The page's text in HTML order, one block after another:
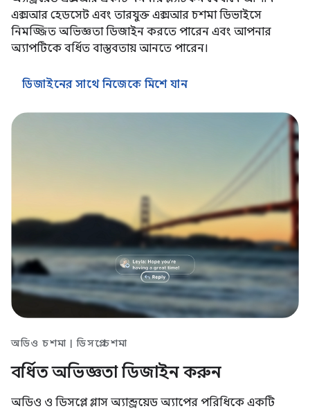
এক্সআর হেডসেট এবং তারযুক্ত এক্সআর চশমা ডিভাইসে
নিমজ্জিত অভিজ্ঞতা ডিজাইন করতে পারেন এবং আপনার
অ্যাপটিকে বর্ধিত বাস্তবতায় আনতে পারেন।
ডিজাইনের সাথে নিজেকে মিশে যান
অডিও চশমা | ডিসপ্লে চশমা
বর্ধিত অভিজ্ঞতা ডিজাইন করুন
অডিও ও ডিসপ্লে গ্লাস অ্যান্ড্রয়েড অ্যাপের পরিধিকে একটি